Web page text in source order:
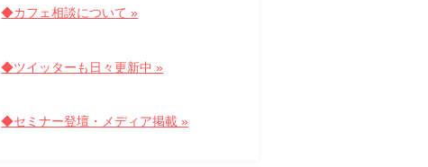
◆カフェ相談について »
◆ツイッターも日々更新中 »
◆セミナー登壇・メディア掲載 »